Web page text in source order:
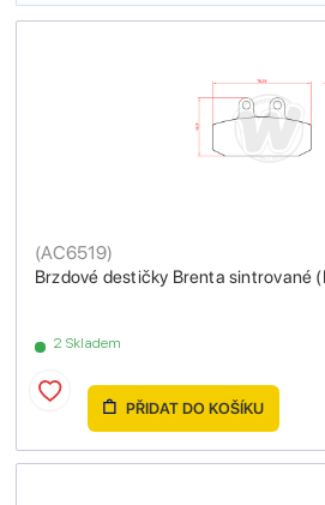
Brzdové destičky Brenta sintrované
(AC6519)
2 Skladem
PŘIDAT DO KOŠÍKU